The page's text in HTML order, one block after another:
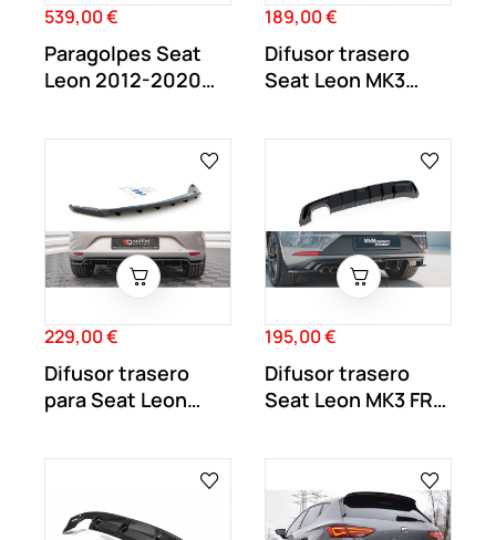
Precio
539,00 €
Paragolpes Seat
Leon 2012-2020
Precio
189,00 €
Difusor trasero
Seat Leon MK3
Precio
229,00 €
Difusor trasero
para Seat Leon
Precio
195,00 €
Difusor trasero
Seat Leon MK3 FR